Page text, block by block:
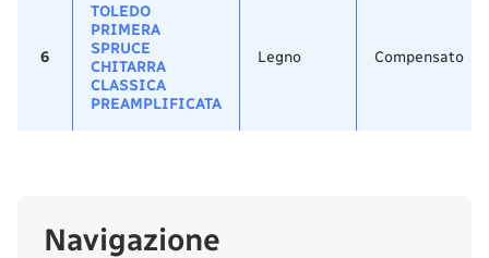
6
TOLEDO
PRIMERA
SPRUCE
CHITARRA
CLASSICA
PREAMPLIFICATA
Legno Compensato
Navigazione